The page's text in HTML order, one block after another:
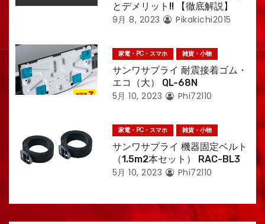
とデメリット!! 【徹底解説】
9月 8, 2023 Pikakichi2015
家電・PC・スマホ 雑貨・小物
サンワサプライ 耐震接着ゴム・
エコ（大） QL-68N
5月 10, 2023 Phi72110
家電・PC・スマホ 雑貨・小物
サンワサプライ 機器固定ベルト
（1.5m2本セット） RAC-BL3
5月 10, 2023 Phi72110